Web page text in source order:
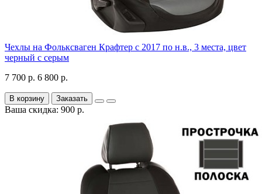
Чехлы на Фольксваген Крафтер с 2017 по н.в., 3 места, цвет
черный с серым
7 700 р. 6 800 р.
В корзину Заказать
Ваша скидка: 900 р.